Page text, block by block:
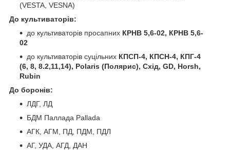
(VESTA, VESNA)
До культиваторів:
до культиваторів просапних КРНВ 5,6-02, КРНВ 5,6-
02
до культиваторів суцільних КПСП-4, КПСН-4, КПГ-4
(6, 8, 8.2,11,14), Polaris (Полярис), Схід, GD, Horsh,
Rubin
До боронів:
ЛДГ, ЛД
БДМ Паллада Pallada
АГК, АГМ, ПД, ПДМ, ПДЛ
АГ, УДА, АГД, ДАН